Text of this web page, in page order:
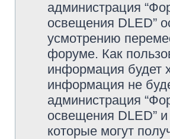
администрация
освещения DLED”
усмотрению
форуме. Как
информация будет
информация не
администрация
освещения DLED” и
которые могут